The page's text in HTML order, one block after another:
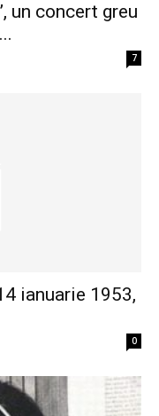
un concert greu
7
ianuarie 1953,
0